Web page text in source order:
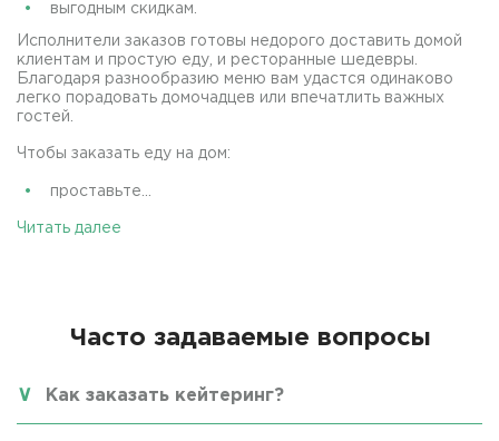
выгодным скидкам.
Исполнители заказов готовы недорого доставить домой
клиентам и простую еду, и ресторанные шедевры.
Благодаря разнообразию меню вам удастся одинаково
легко порадовать домочадцев или впечатлить важных
гостей.
Чтобы заказать еду на дом:
проставьте...
Читать далее
Часто задаваемые вопросы
Как заказать кейтеринг?